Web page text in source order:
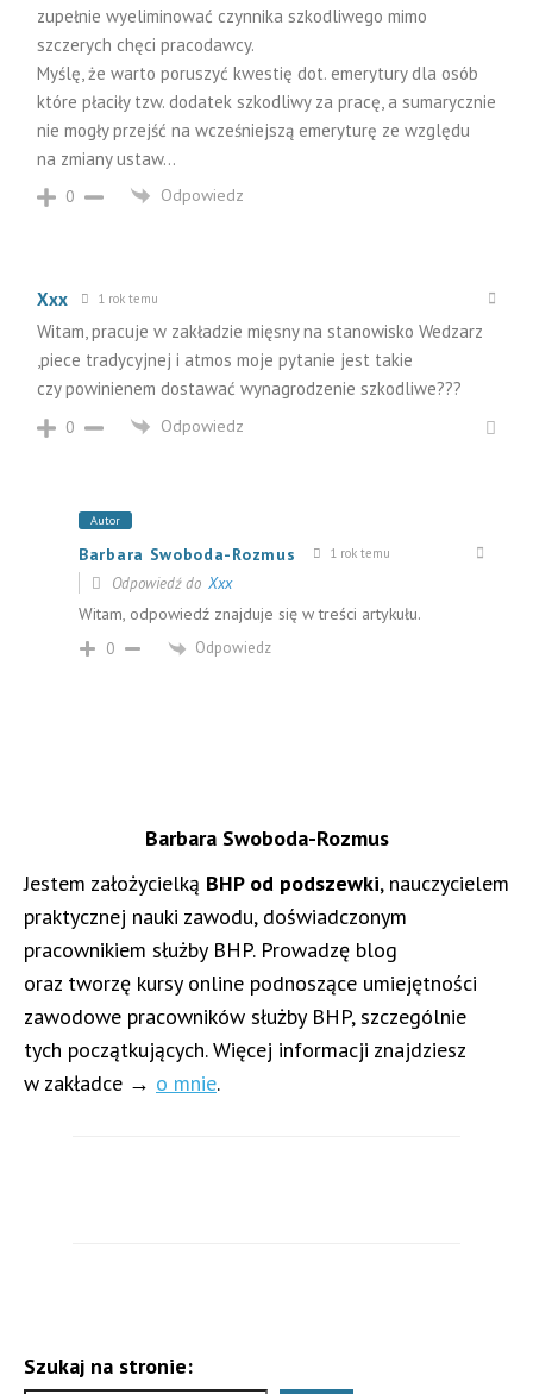
zupełnie wyeliminować czynnika szkodliwego mimo
szczerych chęci pracodawcy.
Myślę, że warto poruszyć kwestię dot. emerytury dla osób
które płaciły tzw. dodatek szkodliwy za pracę, a sumarycznie
nie mogły przejść na wcześniejszą emeryturę ze względu
na zmiany ustaw…
0 Odpowiedz
Xxx 1 rok temu
Witam, pracuje w zakładzie mięsny na stanowisko Wedzarz
,piece tradycyjnej i atmos moje pytanie jest takie
czy powinienem dostawać wynagrodzenie szkodliwe???
0 Odpowiedz
Autor
Barbara Swoboda-Rozmus 1 rok temu
Odpowiedź do Xxx
Witam, odpowiedź znajduje się w treści artykułu.
0 Odpowiedz
Barbara Swoboda-Rozmus
Jestem założycielką BHP od podszewki, nauczycielem
praktycznej nauki zawodu, doświadczonym
pracownikiem służby BHP. Prowadzę blog
oraz tworzę kursy online podnoszące umiejętności
zawodowe pracowników służby BHP, szczególnie
tych początkujących. Więcej informacji znajdziesz
w zakładce → o mnie.
Szukaj na stronie: